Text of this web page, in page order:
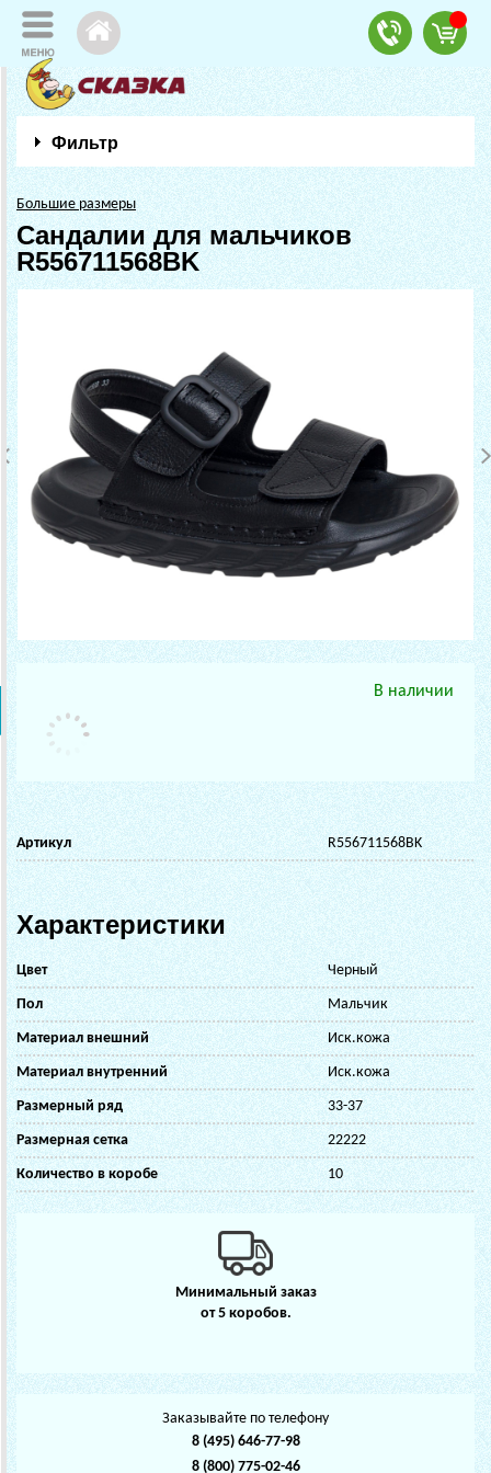
Фильтр
Большие размеры
Сандалии для мальчиков
R556711568BK
В наличии
Артикул R556711568BK
Характеристики
Цвет Черный
Пол Мальчик
Материал внешний Иск.кожа
Материал внутренний Иск.кожа
Размерный ряд 33-37
Размерная сетка 22222
Количество в коробе 10
Минимальный заказ
от 5 коробов.
Заказывайте по телефону
8 (495) 646-77-98
8 (800) 775-02-46